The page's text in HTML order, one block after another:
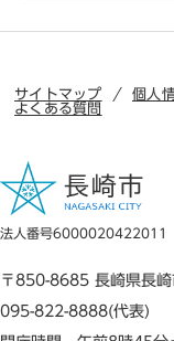
サイトマップ 個人
よくある質問
法人番号6000020422011
〒850-8685 長崎県長崎
095-822-8888(代表)